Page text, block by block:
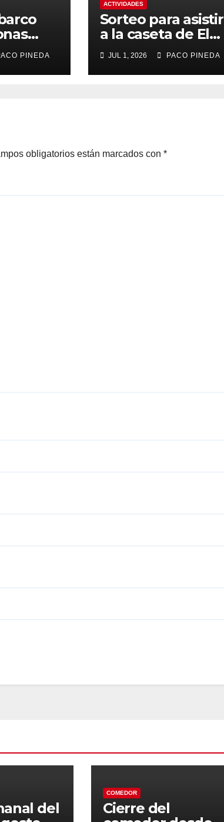
PINEDA
ACTIVIDADES
Sorteo para asistir
a la caseta de El
Rengue, Feria de
Málaga 2026
JUL 1, 2026 PACO PINEDA
obligatorios están marcados con *
del
COMEDOR
Cierre del